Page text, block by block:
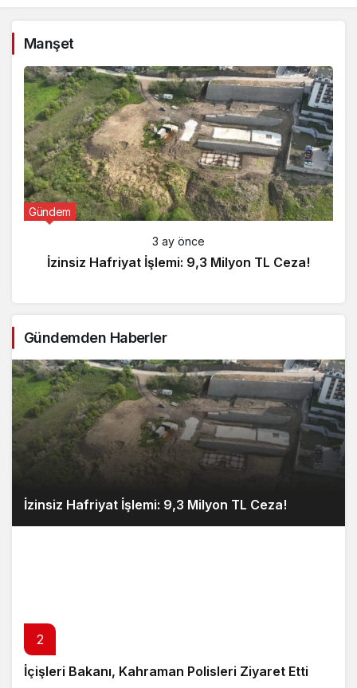
Manşet
Gündem
3 ay önce
İzinsiz Hafriyat İşlemi: 9,3 Milyon TL Ceza!
Gündemden Haberler
İzinsiz Hafriyat İşlemi: 9,3 Milyon TL Ceza!
2
İçişleri Bakanı, Kahraman Polisleri Ziyaret Etti